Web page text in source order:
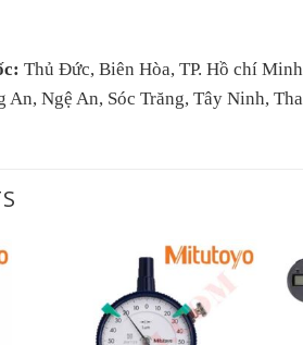
Thủ Đức, Biên Hòa, TP. Hồ chí
An, Ngệ An, Sóc Trăng, Tây Ninh,